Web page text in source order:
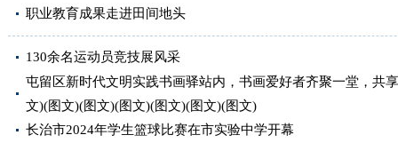
职业教育成果走进田间地头
130余名运动员竞技展风采
屯留区新时代文明实践书画驿站内，书画爱好者齐聚一堂，共
文)(图文)(图文)(图文)(图文)(图文)(图文)
长治市2024年学生篮球比赛在市实验中学开幕